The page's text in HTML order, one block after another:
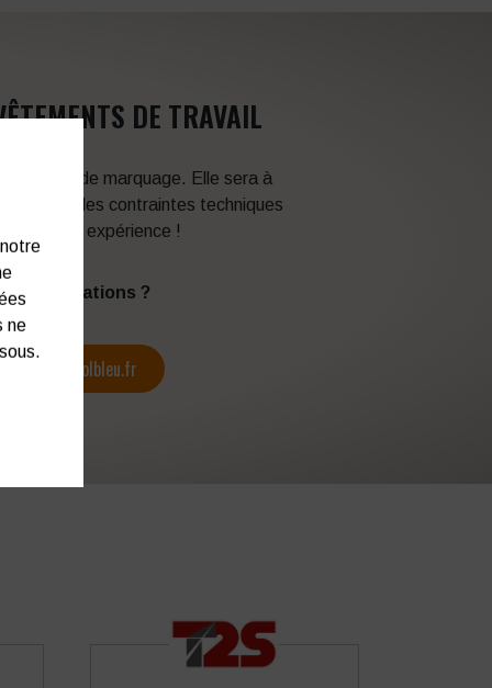
DE TRAVAIL
de marquage. Elle sera à
fonction des contraintes techniques
de son expérience !
d’informations ?
contact@colbleu.fr
ne